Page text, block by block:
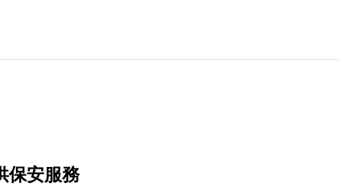
保安服務